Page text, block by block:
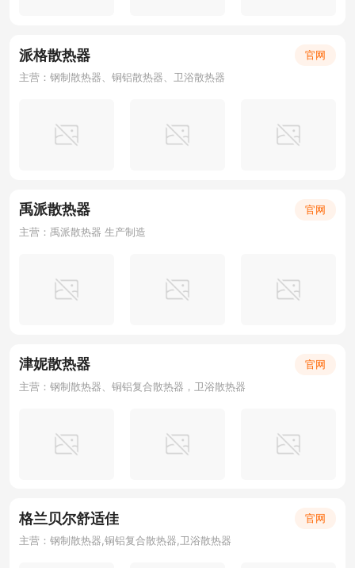
派格散热器
官网
主营：钢制散热器、铜铝散热器、卫浴散热器
禹派散热器
官网
主营：禹派散热器 生产制造
津妮散热器
官网
主营：钢制散热器、铜铝复合散热器，卫浴散热器
格兰贝尔舒适佳
官网
主营：钢制散热器,铜铝复合散热器,卫浴散热器